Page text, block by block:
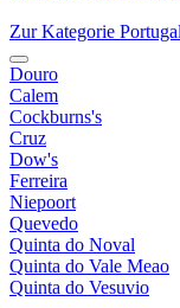
Zur Kategorie Portugal
Douro
Calem
Cockburns's
Cruz
Dow's
Ferreira
Niepoort
Quevedo
Quinta do Noval
Quinta do Vale Meao
Quinta do Vesuvio